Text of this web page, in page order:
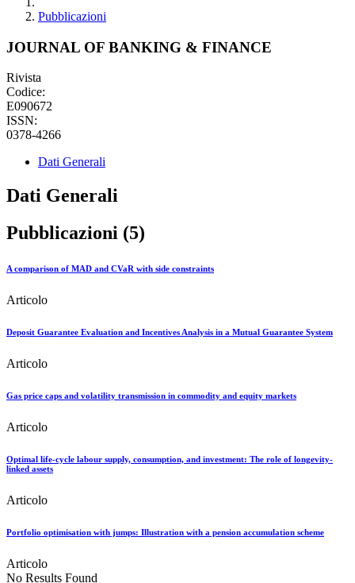
Pubblicazioni
JOURNAL OF BANKING & FINANCE
Rivista
Codice:
E090672
ISSN:
0378-4266
Dati Generali
Dati Generali
Pubblicazioni (5)
A comparison of MAD and CVaR with side constraints
Articolo
Deposit Guarantee Evaluation and Incentives Analysis in a Mutual Guarantee System
Articolo
Gas price caps and volatility transmission in commodity and equity markets
Articolo
Optimal life-cycle labour supply, consumption, and investment: The role of longevity-
linked assets
Articolo
Portfolio optimisation with jumps: Illustration with a pension accumulation scheme
Articolo
No Results Found